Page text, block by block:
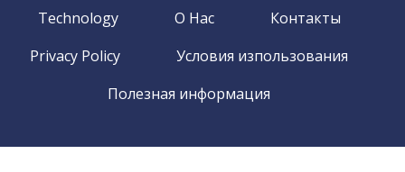
Technology О Нас
Контакты
Privacy Policy
Условия изпользования
Полезная информация